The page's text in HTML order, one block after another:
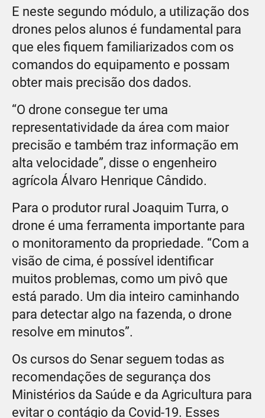
E neste segundo módulo, a utilização dos
drones pelos alunos é fundamental para
que eles fiquem familiarizados com os
comandos do equipamento e possam
obter mais precisão dos dados.
“O drone consegue ter uma
representatividade da área com maior
precisão e também traz informação em
alta velocidade”, disse o engenheiro
agrícola Álvaro Henrique Cândido.
Para o produtor rural Joaquim Turra, o
drone é uma ferramenta importante para
o monitoramento da propriedade. “Com a
visão de cima, é possível identificar
muitos problemas, como um pivô que
está parado. Um dia inteiro caminhando
para detectar algo na fazenda, o drone
resolve em minutos”.
Os cursos do Senar seguem todas as
recomendações de segurança dos
Ministérios da Saúde e da Agricultura para
evitar o contágio da Covid-19. Esses